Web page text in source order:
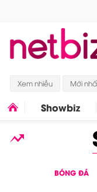
Xem nhiều Mới
Showbiz
BÓNG ĐÁ